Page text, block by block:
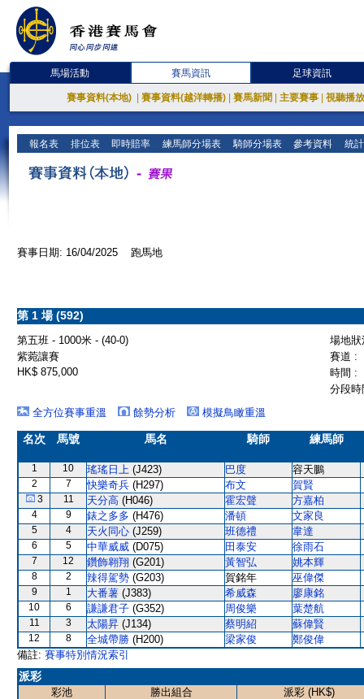
馬場活動 賽馬資訊 足球資訊
賽事資料(本地) 賽事資料(越洋轉播) 賽馬新聞 主要賽事 視聽播
報名表 排位表 即時賠率 練馬師分場表 騎師分場表 參考資料 統
賽事日期: 16/04/2025 跑馬地
第 1 場 (592)
第五班 - 1000米 - (40-0)
場地
紫菀讓賽
賽道 :
HK$ 875,000
時間 :
分段
全方位賽事重溫
餘勢分析 模擬鳥瞰重溫
名次 馬號 馬名 騎師 練馬師
1 10 瑤瑤日上 (J423) 巴度 容天鵬
2 7 快樂奇兵 (H297) 布文 賀賢
3 11 天分高 (H046) 霍宏聲 方嘉柏
4 9 錶之多多 (H476) 潘頓 文家良
5 4 天火同心 (J259) 班德禮 韋達
6 5 中華威威 (D075) 田泰安 徐雨石
7 12 鑽飾翱翔 (G201) 黃智弘 姚本輝
8 2 辣得駕勢 (G203) 賀銘年 巫偉傑
9 1 大番薯 (J383) 希威森 廖康銘
10 6 謙謙君子 (G352) 周俊樂 葉楚航
11 3 太陽昇 (J134) 蔡明紹 蘇偉賢
12 8 全城帶勝 (H200) 梁家俊
鄭俊偉
備註: 賽事特別情況索引
派彩
彩池 勝出組合
派彩 (HK$)